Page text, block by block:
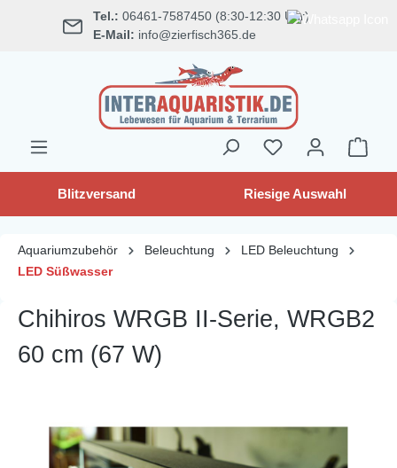
springen Tel.: 06461-7587450 (8:30-12:30 Uhr)
E-Mail: info@zierfisch365.de
Blitzversand Riesige Auswahl
Aquariumzubehör Beleuchtung
LED Beleuchtung
LED Süßwasser
Chihiros WRGB II-Serie, WRGB2
60 cm (67 W)
Bildergalerie überspringen